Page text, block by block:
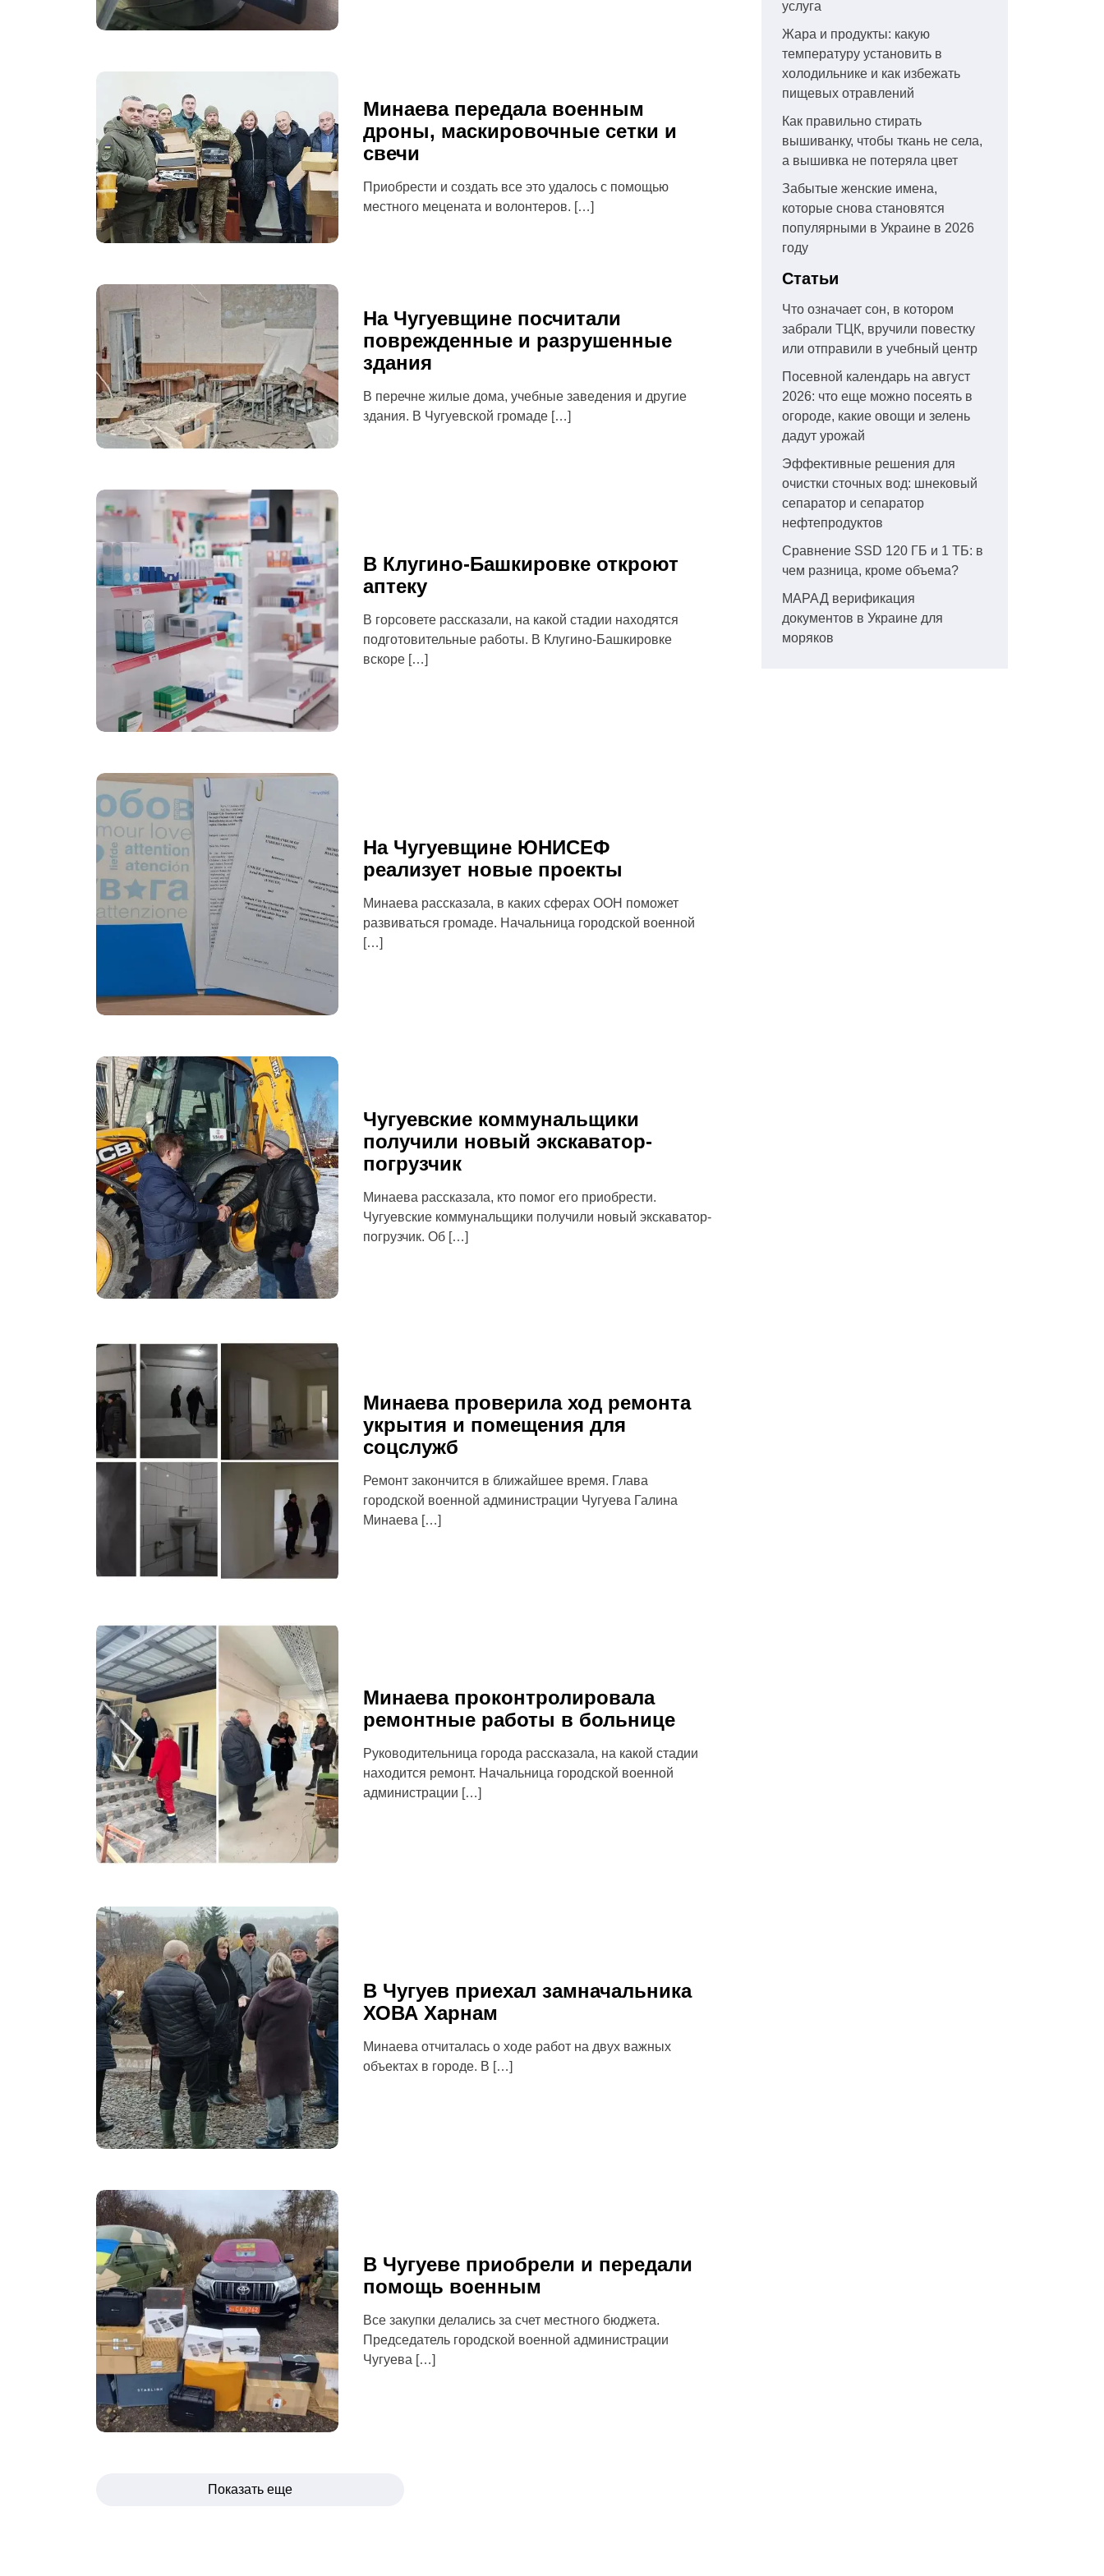
Минаева передала военным
дроны, маскировочные сетки и
свечи
Приобрести и создать все это удалось с помощью
местного мецената и волонтеров. […]
На Чугуевщине посчитали
поврежденные и разрушенные
здания
В перечне жилые дома, учебные заведения и другие
здания. В Чугуевской громаде […]
В Клугино-Башкировке откроют
аптеку
В горсовете рассказали, на какой стадии находятся
подготовительные работы. В Клугино-Башкировке
вскоре […]
На Чугуевщине ЮНИСЕФ
реализует новые проекты
Минаева рассказала, в каких сферах ООН поможет
развиваться громаде. Начальница городской военной
[…]
Чугуевские коммунальщики
получили новый экскаватор-
погрузчик
Минаева рассказала, кто помог его приобрести.
Чугуевские коммунальщики получили новый экскаватор-
погрузчик. Об […]
Минаева проверила ход ремонта
укрытия и помещения для
соцслужб
Ремонт закончится в ближайшее время. Глава
городской военной администрации Чугуева Галина
Минаева […]
Минаева проконтролировала
ремонтные работы в больнице
Руководительница города рассказала, на какой стадии
находится ремонт. Начальница городской военной
администрации […]
В Чугуев приехал замначальника
ХОВА Харнам
Минаева отчиталась о ходе работ на двух важных
объектах в городе. В […]
В Чугуеве приобрели и передали
помощь военным
Все закупки делались за счет местного бюджета.
Председатель городской военной администрации
Чугуева […]
НавигацияПоказать еще
услуга
Жара и продукты: какую
температуру установить в
холодильнике и как избежать
пищевых отравлений
Как правильно стирать
вышиванку, чтобы ткань не села,
а вышивка не потеряла цвет
Забытые женские имена,
которые снова становятся
популярными в Украине в 2026
году
Статьи
Что означает сон, в котором
забрали ТЦК, вручили повестку
или отправили в учебный центр
Посевной календарь на август
2026: что еще можно посеять в
огороде, какие овощи и зелень
дадут урожай
Эффективные решения для
очистки сточных вод: шнековый
сепаратор и сепаратор
нефтепродуктов
Сравнение SSD 120 ГБ и 1 ТБ: в
чем разница, кроме объема?
МАРАД верификация
документов в Украине для
моряков